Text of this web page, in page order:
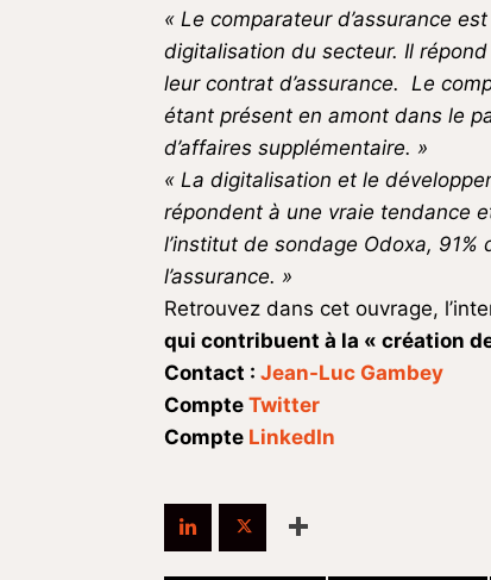
« Le comparateur d’assurance
digitalisation du secteur. Il
leur contrat d’assurance. Le
étant présent en amont dans le
d’affaires supplémentaire. »
« La digitalisation et le
répondent à une vraie tendance
l’institut de sondage Odoxa,
l’assurance. »
Retrouvez dans cet ouvrage,
qui contribuent à la « création
Contact : Jean-Luc Gambey
Compte Twitter
Compte LinkedIn